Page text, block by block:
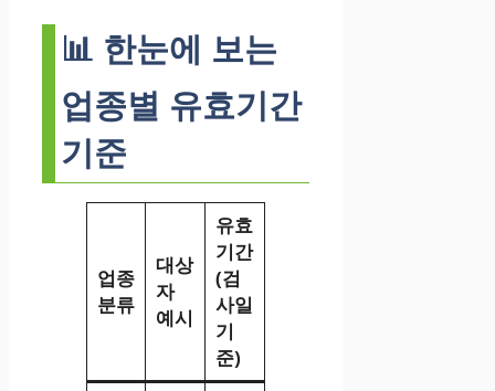
📊 한눈에 보는
업종별 유효기간
기준
업종
분류
대상
자
예시
유효
기간
(검
사일
기
준)